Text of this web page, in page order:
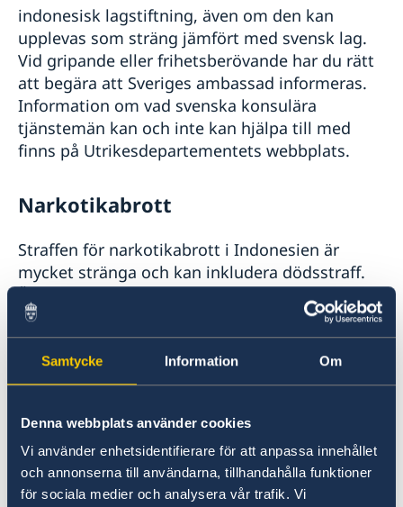
Samtycke Information Om
Denna webbplats använder cookies
Vi använder enhetsidentifierare för att anpassa innehållet
och annonserna till användarna, tillhandahålla funktioner
för sociala medier och analysera vår trafik. Vi
Larmcentraler
Sjuk eller råkat ut för en olycka
Stulet eller förlorat bank-/kreditkort
Ekonomiskt nödställd
Pass i Indonesien
Förlust av pass
Förnyelse av pass
Nationellt id-kort
Samordningsnummer
Ansökan om pass för minderårig
Medborgarskap
Om svenskt medborgarskap
Dubbelt medborgarskap
Registrera nyfödd utomlands
Utredning av svenskt medborgarskap
Gifta sig i Indonesien
Avgifter
Körkort
Legaliseringar och intyg
Frihetsberövad i Indonesien
Ambassadens reseinformation
Aktuella händelser
Allmänna säkerhetsläget
Terrorism
Naturförhållanden och katastrofer
In- och utresebestämmelser
Hälso- och sjukvård
Lokala lagar och sedvänjor
Trafiksäkerhet
Resa i landet
Handel mellan Sverige och Indonesien
Sweden-Indonesia Sustainability Partnership
indonesisk lagstiftning, även om den kan
upplevas som sträng jämfört med svensk lag.
Vid gripande eller frihetsberövande har du rätt
att begära att Sveriges ambassad informeras.
Information om vad svenska konsulära
tjänstemän kan och inte kan hjälpa till med
finns på Utrikesdepartementets webbplats.
Narkotikabrott
Straffen för narkotikabrott i Indonesien är
mycket stränga och kan inkludera dödsstraff.
Även innehav av små mängder lättare droger
kan leda till höga böter och fängelse. Polisen är
aktiv i hela landet, särskilt vid turistmål som
Bali och Jakarta.
I Aceh, inklusive Pulau Weh, är cannabis vanligt
förekommande i kulturen, men det är
fortfarande olagligt. Även mindre innehav eller
konsumtion kan leda till fängelsestraff.